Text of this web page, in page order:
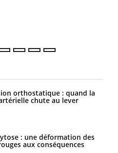
orthostatique : quand la
chute au lever
: une déformation des
aux conséquences